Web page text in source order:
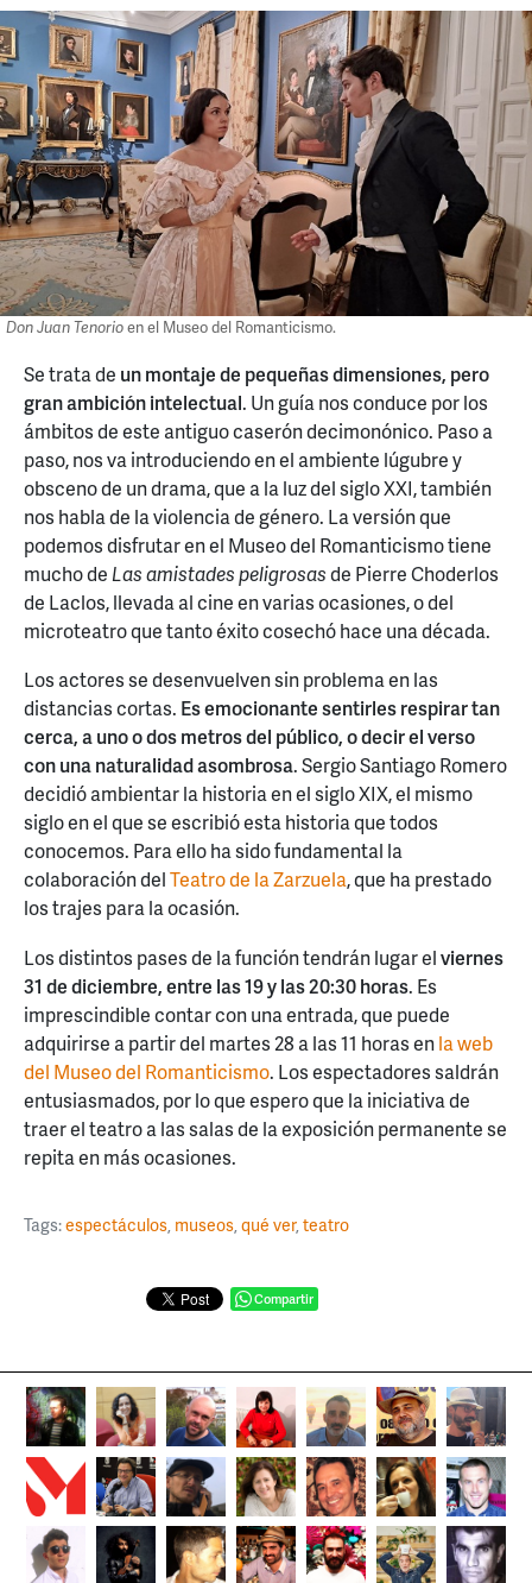
Don Juan Tenorioen el Museo del Romanticismo.
Se trata de un montaje de pequeñas dimensiones, pero
gran ambición intelectual. Un guía nos conduce por los
ámbitos de este antiguo caserón decimonónico. Paso a
paso, nos va introduciendo en el ambiente lúgubre y
obsceno de un drama, que a la luz del siglo XXI, también
nos habla de la violencia de género. La versión que
podemos disfrutar en el Museo del Romanticismo tiene
mucho deLas amistades peligrosasde Pierre Choderlos
de Laclos, llevada al cine en varias ocasiones, o del
microteatro que tanto éxito cosechó hace una década.
Los actores se desenvuelven sin problema en las
distancias cortas. Es emocionante sentirles respirar tan
cerca, a uno o dos metros del público, o decir el verso
con una naturalidad asombrosa. Sergio Santiago Romero
decidió ambientar la historia en el siglo XIX, el mismo
siglo en el que se escribió esta historia que todos
conocemos. Para ello ha sido fundamental la
colaboración delTeatro de la Zarzuela, que ha prestado
los trajes para la ocasión.
Los distintos pases de la función tendrán lugar elviernes
31 de diciembre, entre las 19 y las 20:30 horas. Es
imprescindible contar con una entrada, que puede
adquirirse a partir del martes 28 a las 11 horas enla web
del Museo del Romanticismo. Los espectadores saldrán
entusiasmados, por lo que espero que la iniciativa de
traer el teatro a las salas de la exposición permanente se
repita en más ocasiones.
Tags:espectáculos museos qué ver, teatro
Compartir